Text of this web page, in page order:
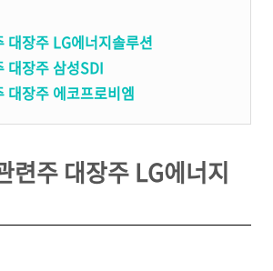
대장주 LG에너지솔루션
대장주 삼성SDI
대장주 에코프로비엠
련주 대장주 LG에너지